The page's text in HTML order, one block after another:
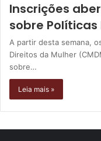
Inscrições
sobre Políticas
A partir desta semana,
Direitos da Mulher
sobre…
Leia mais »